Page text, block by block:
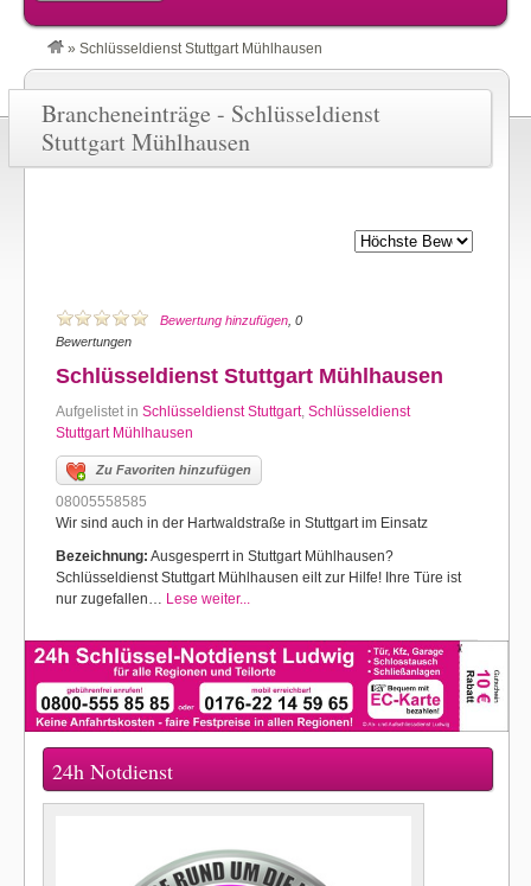
» Schlüsseldienst Stuttgart Mühlhausen
Brancheneinträge - Schlüsseldienst
Stuttgart Mühlhausen
Bewertung hinzufügen , 0
Bewertungen
Schlüsseldienst Stuttgart Mühlhausen
Aufgelistet in Schlüsseldienst Stuttgart, Schlüsseldienst
Stuttgart Mühlhausen
Zu Favoriten hinzufügen
08005558585
Wir sind auch in der Hartwaldstraße in Stuttgart im Einsatz
Bezeichnung: Ausgesperrt in Stuttgart Mühlhausen?
Schlüsseldienst Stuttgart Mühlhausen eilt zur Hilfe! Ihre Türe ist
nur zugefallen… Lese weiter...
24h Notdienst